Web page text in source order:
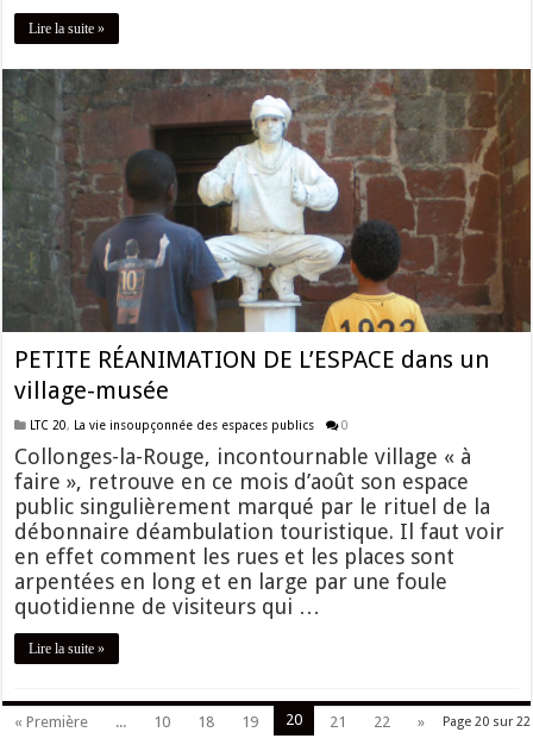
Lire la suite »
PETITE RÉANIMATION DE L’ESPACE dans un
village-musée
LTC 20, La vie insoupçonnée des espaces publics 0
Collonges-la-Rouge, incontournable village « à
faire », retrouve en ce mois d’août son espace
public singulièrement marqué par le rituel de la
débonnaire déambulation touristique. Il faut voir
en effet comment les rues et les places sont
arpentées en long et en large par une foule
quotidienne de visiteurs qui …
Lire la suite »
Page 20 sur 22
« Première ... 10 18 19 20 21 22 »